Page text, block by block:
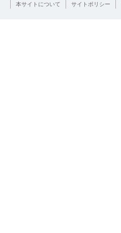
本サイトについて サイトポリシー